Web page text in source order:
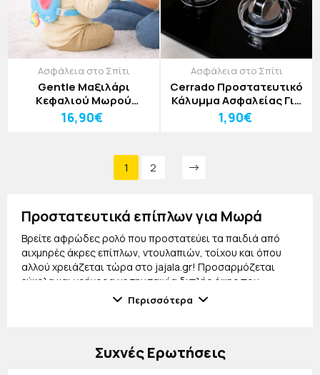
Ασφάλεια στο Σπίτι
Gentle Μαξιλάρι
Κεφαλιού Μωρού
Βαμβακερό 33x19x6cm
16,90€
Ασφάλεια στο Σπίτι
Cerrado Προστατευτικό
Κάλυμμα Ασφαλείας Για
Διακόπτη Κουζίνας
6x6,4cm
1,90€
1 2
Προστατευτικά επίπλων για Μωρά
Βρείτε αφρώδες ρολό που προστατεύει τα παιδιά από
αιχμηρές άκρες επίπλων, ντουλαπιών, τοίχου και όπου
αλλού χρειάζεται τώρα στο jajala.gr! Προσαρμόζεται
εύκολα και γρήγορα με την ταινία διπλής όψης που
περιέχει η συσκευασία. Τώρα θα είστε σίγουροι για την
ασφάλεια του μωρού σας και για την αποφυγή
Προστατευτικά κεφαλιού για Μωρά
Περισσότερα
Συχνές Ερωτήσεις